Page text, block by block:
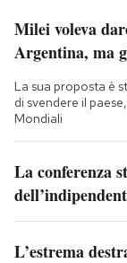
Milei voleva
Argentina, ma
La sua proposta è
di svendere il
Mondiali
La conferenza
L’estrema